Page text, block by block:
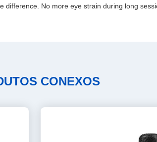
difference. No more eye strain during long
CONEXOS